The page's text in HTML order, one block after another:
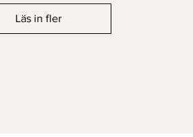
Läs in fler